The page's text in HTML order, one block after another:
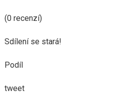
(0 recenzí)
Sdílení se stará!
Podíl
tweet